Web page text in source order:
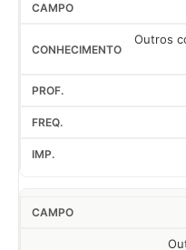
Outros